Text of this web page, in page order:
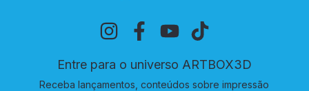
Entre para o universo ARTBOX3D
Receba lançamentos, conteúdos sobre impressão